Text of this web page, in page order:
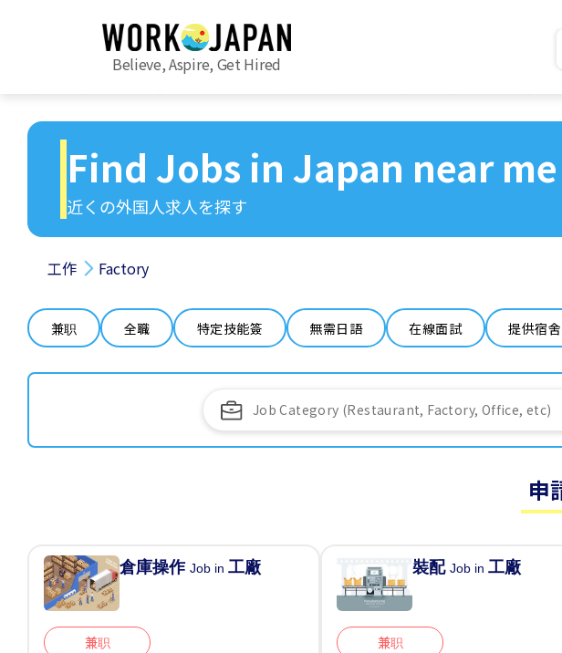
Believe, Aspire, Get Hired
Find Jobs in Japan near me
近くの外国人求人を探す
工作 Factory
兼职 全職 特定技能簽 無需日語 在線面試 提供宿舍
申
倉庫操作Job in工廠
兼职
裝配Job in工廠
兼职